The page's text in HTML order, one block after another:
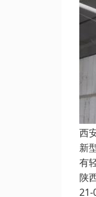
西
新
有
陕
21-